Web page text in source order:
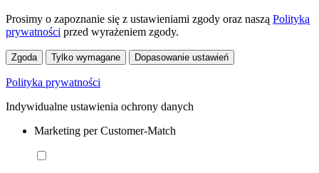
Prosimy o zapoznanie się z ustawieniami zgody oraz naszą Polityką
prywatności przed wyrażeniem zgody.
Zgoda Tylko wymagane Dopasowanie ustawień
Polityka prywatności
Indywidualne ustawienia ochrony danych
Marketing per Customer-Match